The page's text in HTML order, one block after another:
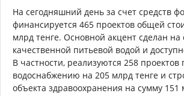
На сегодняшний день за счет средств
финансируется 465 проектов общей
млрд тенге. Основной акцент сделан на
качественной питьевой водой и
В частности, реализуются 258 проектов
водоснабжению на 205 млрд тенге и
объекта здравоохранения на сумму 151